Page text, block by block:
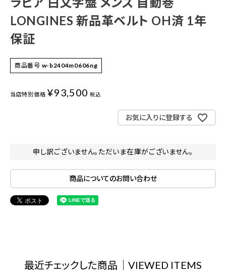
LONGINES 新品革ベルト OH済 1年
保証
商品番号 w-b2404m0606ng
当店特別価格 ¥93,500 税込
お気に入りに登録する
申し訳ございません。ただいま在庫がございません。
商品についてのお問い合わせ
最近チェックした商品｜VIEWED ITEMS